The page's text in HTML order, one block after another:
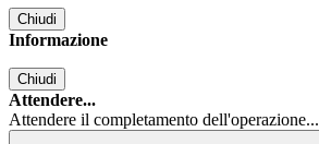
Chiudi
Informazione
Chiudi
Attendere...
Attendere il completamento dell'operazione...